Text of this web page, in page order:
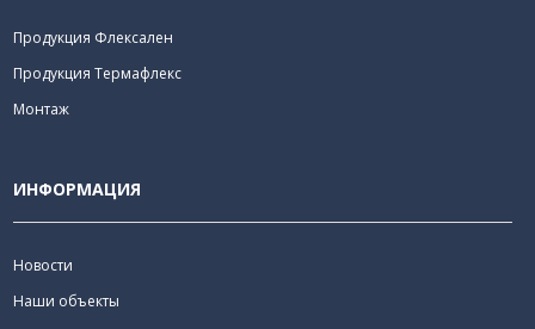
Продукция Флексален
Продукция Термафлекс
Монтаж
ИНФОРМАЦИЯ
Новости
Наши объекты